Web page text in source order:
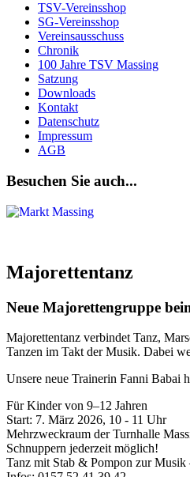
TSV-Vereinsshop
SG-Vereinsshop
Vereinsausschuss
Chronik
100 Jahre TSV Massing
Satzung
Downloads
Kontakt
Datenschutz
Impressum
AGB
Besuchen Sie auch...
Majorettentanz
Neue Majorettengruppe
Majorettentanz verbindet Tanz,
Tanzen im Takt der Musik. Dabei
Unsere neue Trainerin Fanni Babai
Für Kinder von 9–12 Jahren
Start: 7. März 2026, 10 - 11 Uhr
Mehrzweckraum der Turnhalle
Schnuppern jederzeit möglich!
Tanz mit Stab & Pompon zur